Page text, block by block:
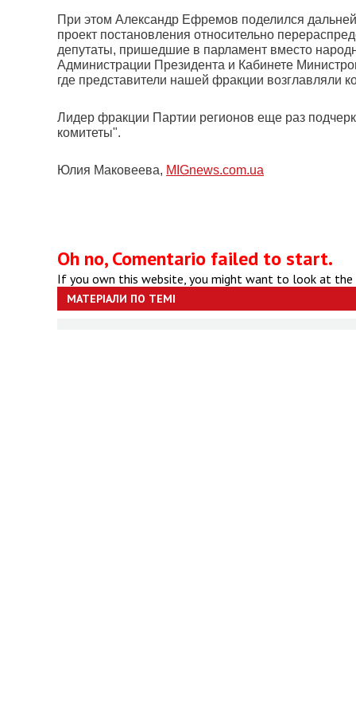
При этом Александр Ефремов поделился
проект постановления относительно
депутаты, пришедшие в парламент вместо
Администрации Президента и Кабинете
где представители нашей фракции
Лидер фракции Партии регионов еще раз
комитеты".
Юлия Маковеева, MIGnews.com.ua
Oh no, Comentario failed to start.
If you own this website, you might want to look at
МАТЕРІАЛИ ПО ТЕМІ